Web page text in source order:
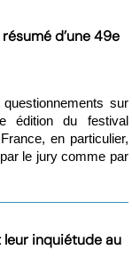
d’une 49e
sur
édition du festival
en particulier,
le jury comme par
leur inquiétude au